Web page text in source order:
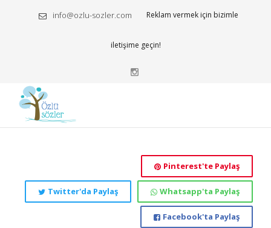
info@ozlu-sozler.com Reklam vermek için bizimle
iletişime geçin!
Pinterest'te Paylaş
Whatsapp'ta Paylaş
Twitter'da Paylaş
Facebook'ta Paylaş